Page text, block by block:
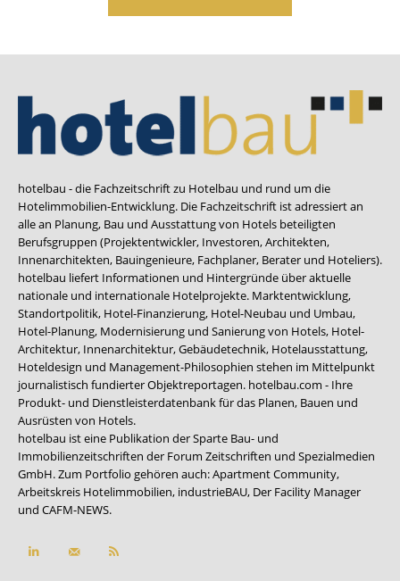
hotelbau - die Fachzeitschrift zu Hotelbau und rund um die
Hotelimmobilien-Entwicklung. Die Fachzeitschrift ist adressiert an
alle an Planung, Bau und Ausstattung von Hotels beteiligten
Berufsgruppen (Projektentwickler, Investoren, Architekten,
Innenarchitekten, Bauingenieure, Fachplaner, Berater und Hoteliers).
hotelbau liefert Informationen und Hintergründe über aktuelle
nationale und internationale Hotelprojekte. Marktentwicklung,
Standortpolitik, Hotel-Finanzierung, Hotel-Neubau und Umbau,
Hotel-Planung, Modernisierung und Sanierung von Hotels, Hotel-
Architektur, Innenarchitektur, Gebäudetechnik, Hotelausstattung,
Hoteldesign und Management-Philosophien stehen im Mittelpunkt
journalistisch fundierter Objektreportagen. hotelbau.com - Ihre
Produkt- und Dienstleisterdatenbank für das Planen, Bauen und
Ausrüsten von Hotels.
hotelbau ist eine Publikation der Sparte Bau- und
Immobilienzeitschriften der Forum Zeitschriften und Spezialmedien
GmbH. Zum Portfolio gehören auch:Apartment Community,
Arbeitskreis Hotelimmobilien, industrieBAU, Der Facility Manager
und CAFM-NEWS.